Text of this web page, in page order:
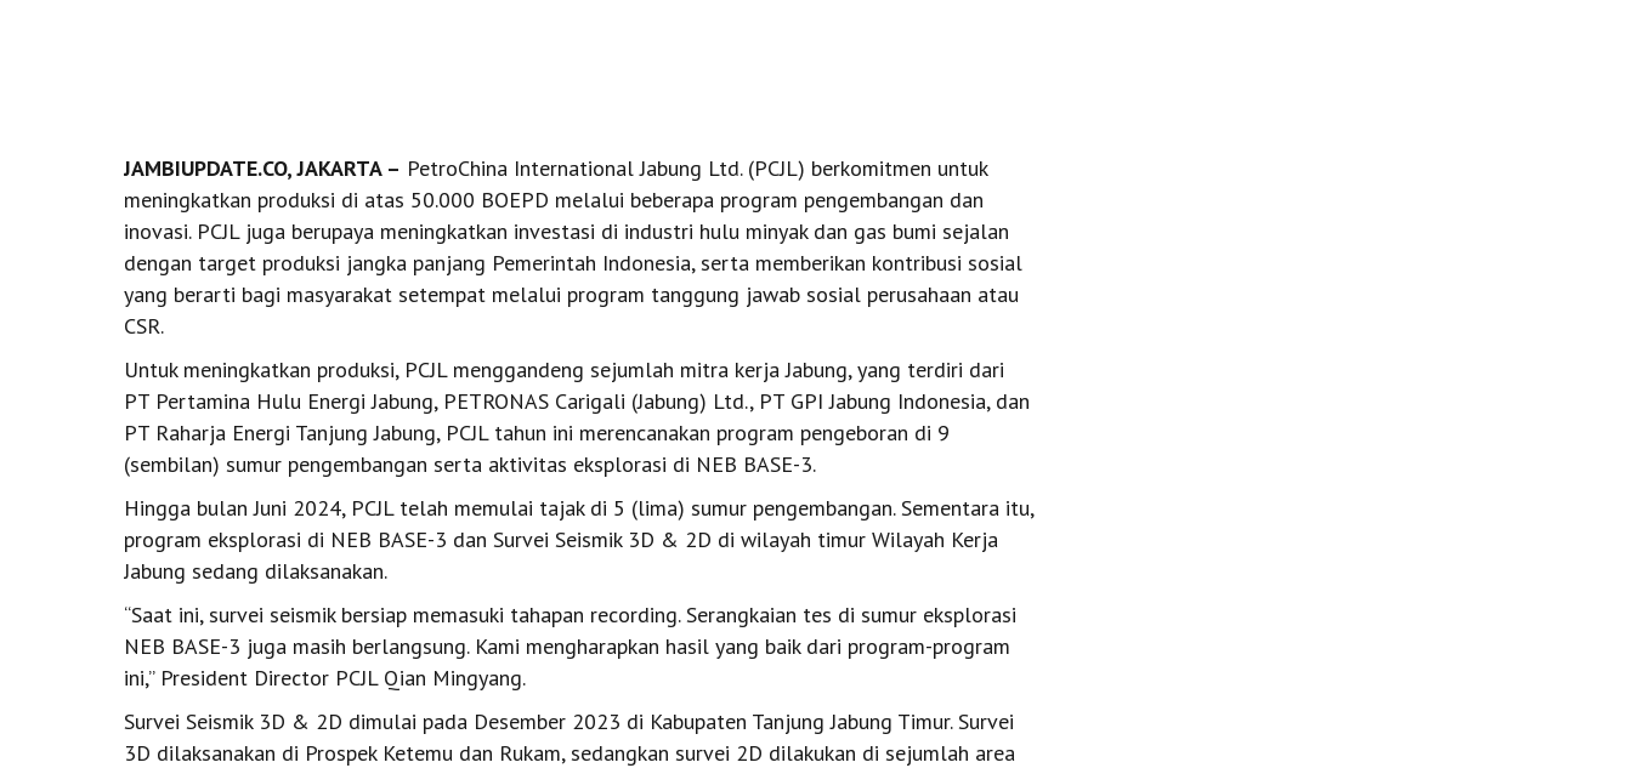
JAMBIUPDATE.CO, JAKARTA – PetroChina International Jabung Ltd. (PCJL) berkomitmen untuk
meningkatkan produksi di atas 50.000 BOEPD melalui beberapa program pengembangan dan
inovasi. PCJL juga berupaya meningkatkan investasi di industri hulu minyak dan gas bumi sejalan
dengan target produksi jangka panjang Pemerintah Indonesia, serta memberikan kontribusi sosial
yang berarti bagi masyarakat setempat melalui program tanggung jawab sosial perusahaan atau
CSR.
Untuk meningkatkan produksi, PCJL menggandeng sejumlah mitra kerja Jabung, yang terdiri dari
PT Pertamina Hulu Energi Jabung, PETRONAS Carigali (Jabung) Ltd., PT GPI Jabung Indonesia, dan
PT Raharja Energi Tanjung Jabung, PCJL tahun ini merencanakan program pengeboran di 9
(sembilan) sumur pengembangan serta aktivitas eksplorasi di NEB BASE-3.
Hingga bulan Juni 2024, PCJL telah memulai tajak di 5 (lima) sumur pengembangan. Sementara itu,
program eksplorasi di NEB BASE-3 dan Survei Seismik 3D & 2D di wilayah timur Wilayah Kerja
Jabung sedang dilaksanakan.
“Saat ini, survei seismik bersiap memasuki tahapan recording. Serangkaian tes di sumur eksplorasi
NEB BASE-3 juga masih berlangsung. Kami mengharapkan hasil yang baik dari program-program
ini,” President Director PCJL Qian Mingyang.
Survei Seismik 3D & 2D dimulai pada Desember 2023 di Kabupaten Tanjung Jabung Timur. Survei
3D dilaksanakan di Prospek Ketemu dan Rukam, sedangkan survei 2D dilakukan di sejumlah area